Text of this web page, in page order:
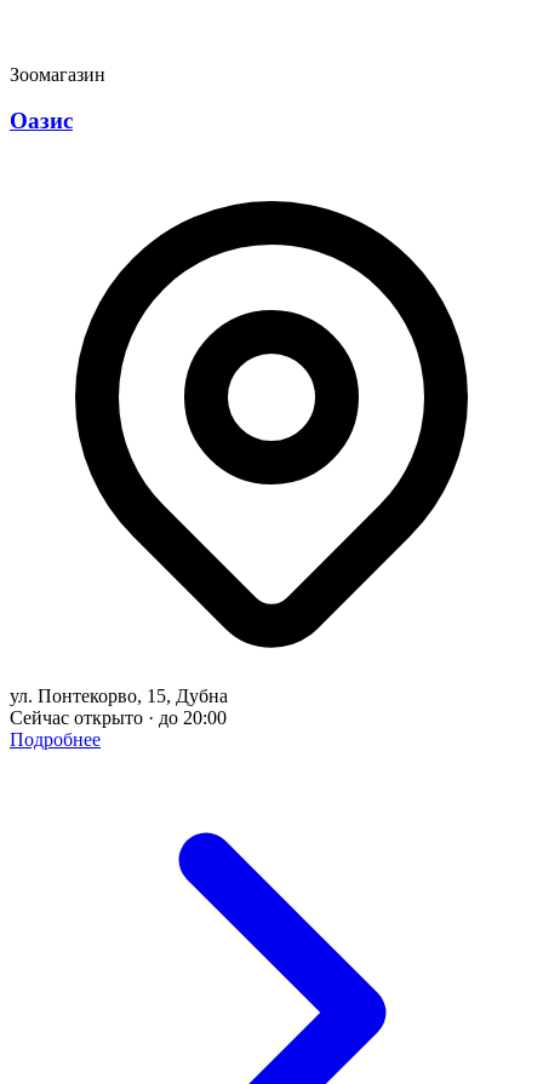
Зоомагазин
Оазис
ул. Понтекорво, 15, Дубна
Сейчас открыто · до 20:00
Подробнее